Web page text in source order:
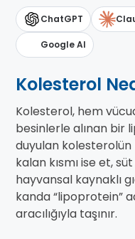
ChatGPT
Google AI
Kolesterol
Kolesterol, hem
besinlerle alınan bir
duyulan
kalan kısmı ise et,
hayvansal kaynaklı
kanda “lipoprotein”
aracılığıyla taşınır.